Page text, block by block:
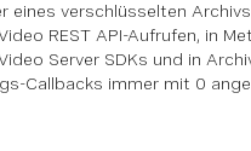
eines verschlüsselten
REST API-Aufrufen, in
Server SDKs und in
Callbacks immer mit 0